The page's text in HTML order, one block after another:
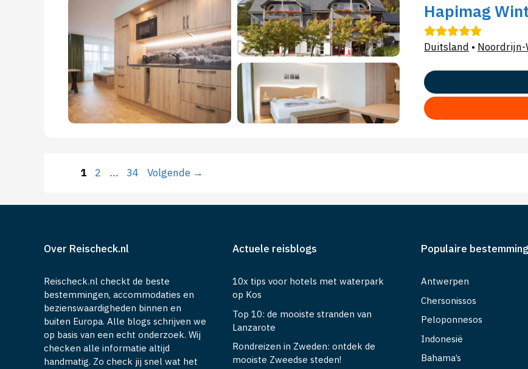
Hapimag
Duitsland •
Pagina
1 Pagina
2 … Pagina
34 Volgende →
Over Reischeck.nl
Reischeck.nl checkt de beste
bestemmingen, accommodaties en
bezienswaardigheden binnen en
buiten Europa. Alle blogs schrijven we
op basis van een echt onderzoek. Wij
checken alle informatie altijd
handmatig. Zo check jij snel wat het
Actuele reisblogs
10x tips voor hotels met waterpark
op Kos
Top 10: de mooiste stranden van
Lanzarote
Rondreizen in Zweden: ontdek de
mooiste Zweedse steden!
Populaire
Antwerpen
Chersonissos
Peloponnesos
Indonesië
Bahama’s